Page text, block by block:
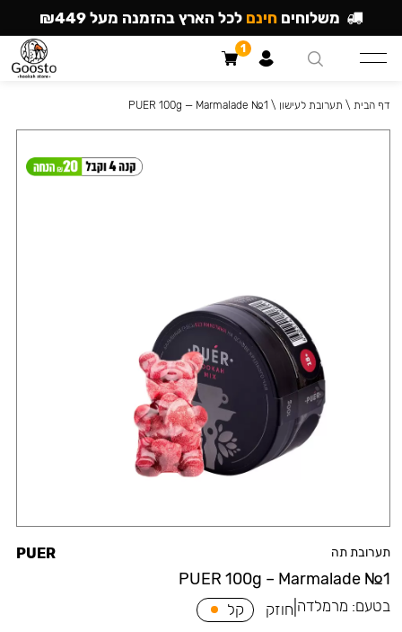
תערובת תה
PUER 100g – Marmalade №1
PUER
בטעם: מרמלדה חוזק קל
דף הבית \ תערובת לעישון \
PUER 100g — Marmalade №1
משלוחים חינם לכל הארץ בהזמנה מעל ₪449
1